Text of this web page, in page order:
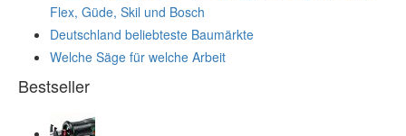
Flex, Güde, Skil und Bosch
Deutschland beliebteste Baumärkte
Welche Säge für welche Arbeit
Bestseller